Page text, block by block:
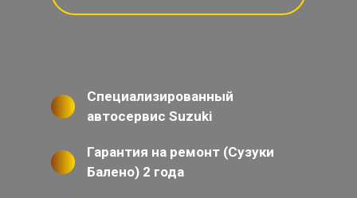
Специализированный
автосервис Suzuki
Гарантия на ремонт (Сузуки
Балено) 2 года